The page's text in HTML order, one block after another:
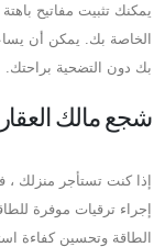
يمكنك تثبيت مفاتيح
الخاصة بك. يمكن أن
بك دون التضحية براحتك.
شجع مالك
إذا كنت تستأجر منزلك
إجراء ترقيات موفرة
الطاقة وتحسين كفاءة